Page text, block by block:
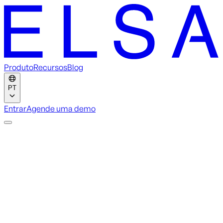
ProdutoRecursosBlog
PT
EntrarAgende uma demo